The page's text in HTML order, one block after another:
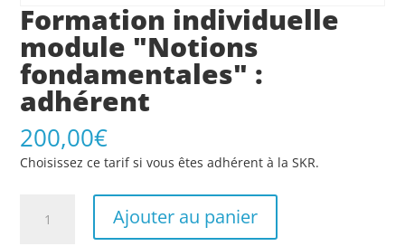
Formation individuelle
module "Notions
fondamentales" :
adhérent
200,00€
Choisissez ce tarif si vous êtes adhérent à la SKR.
Ajouter au panier